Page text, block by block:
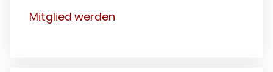
Mitglied werden